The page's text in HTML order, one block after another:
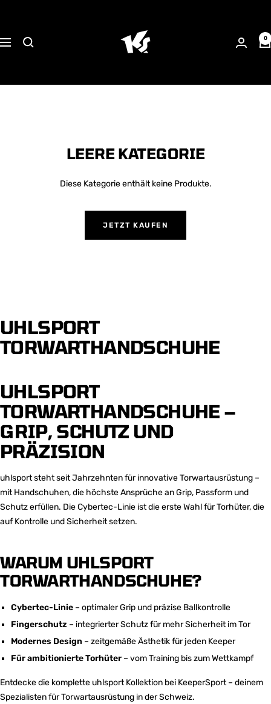
Navigation
Suisse
0
LEERE KATEGORIE
Diese Kategorie enthält keine Produkte.
JETZT KAUFEN
UHLSPORT
TORWARTHANDSCHUHE
UHLSPORT
TORWARTHANDSCHUHE –
GRIP, SCHUTZ UND
PRÄZISION
uhlsport steht seit Jahrzehnten für innovative Torwartausrüstung –
mit Handschuhen, die höchste Ansprüche an Grip, Passform und
Schutz erfüllen. Die Cybertec-Linie ist die erste Wahl für Torhüter, die
auf Kontrolle und Sicherheit setzen.
WARUM UHLSPORT
TORWARTHANDSCHUHE?
Cybertec-Linie– optimaler Grip und präzise Ballkontrolle
Fingerschutz – integrierter Schutz für mehr Sicherheit im Tor
Modernes Design – zeitgemäße Ästhetik für jeden Keeper
Für ambitionierte Torhüter– vom Training bis zum Wettkampf
Entdecke die komplette uhlsport Kollektion bei KeeperSport – deinem
Spezialisten für Torwartausrüstung in der Schweiz.